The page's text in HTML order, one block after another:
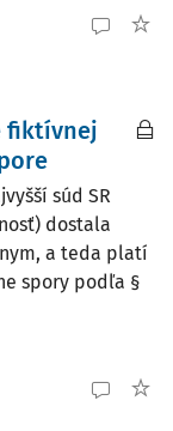
fiktívnej
súd SR
dostala
a teda platí
spory podľa §